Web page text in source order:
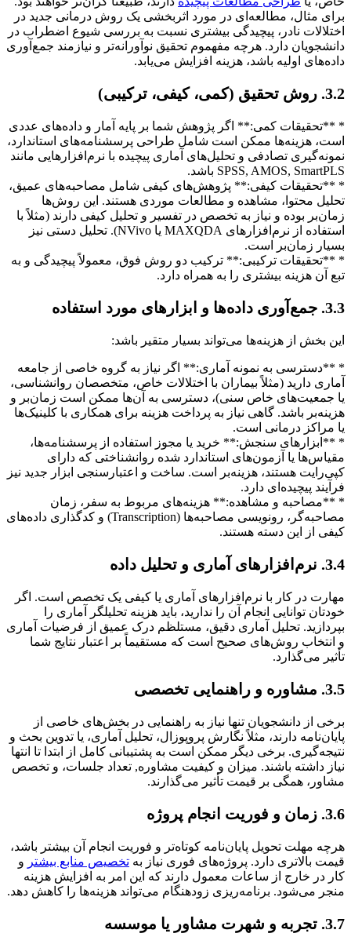
برای مثال، مطالعه‌ای در مورد اثربخشی یک روش درمانی جدید در
اختلالات نادر، پیچیدگی بیشتری نسبت به بررسی شیوع اضطراب در
دانشجویان دارد. هرچه مفهموم تحقیق نوآورانه‌تر و نیازمند جمع‌آوری
داده‌های اولیه باشد، هزینه افزایش می‌یابد.
3.2. روش تحقیق (کمی، کیفی، ترکیبی)
* **تحقیقات کمی:** اگر پژوهش شما بر پایه آمار و داده‌های عددی
است، هزینه‌ها ممکن است شامل طراحی پرسشنامه‌های استاندارد،
نمونه‌گیری تصادفی و تحلیل‌های آماری پیچیده با نرم‌افزارهایی مانند
SPSS, AMOS, SmartPLS باشد.
* **تحقیقات کیفی:** پژوهش‌های کیفی شامل مصاحبه‌های عمیق،
تحلیل محتوا، مشاهده و مطالعات موردی هستند. این روش‌ها
زمان‌بر بوده و نیاز به تخصص در تفسیر و تحلیل کیفی دارند (مثلاً با
استفاده از نرم‌افزارهای MAXQDA یا NVivo). تحلیل دستی نیز
بسیار زمان‌بر است.
* **تحقیقات ترکیبی:** ترکیب دو روش فوق، معمولاً پیچیدگی و به
تبع آن هزینه بیشتری را به همراه دارد.
3.3. جمع‌آوری داده‌ها و ابزارهای مورد استفاده
این بخش از هزینه‌ها می‌تواند بسیار متقیر باشد:
* **دسترسی به نمونه آماری:** اگر نیاز به گروه خاصی از جامعه
آماری دارید (مثلاً بیماران با اختلالات خاص، متخصصان روانشناسی،
یا جمعیت‌های خاص سنی)، دسترسی به آن‌ها ممکن است زمان‌بر و
هزینه‌بر باشد. گاهی نیاز به پرداخت هزینه برای همکاری با کلینیک‌ها
یا مراکز درمانی است.
* **ابزارهای سنجش:** خرید یا مجوز استفاده از پرسشنامه‌ها،
مقیاس‌ها یا آزمون‌های استاندارد شده روانشناختی که دارای
کپی‌رایت هستند، هزینه‌بر است. ساخت و اعتبارسنجی ابزار جدید نیز
فرآیند پیچیده‌ای دارد.
* **مصاحبه و مشاهده:** هزینه‌های مربوط به سفر، زمان
مصاحبه‌گر، رونویسی مصاحبه‌ها (Transcription) و کدگذاری داده‌های
کیفی از این دسته هستند.
3.4. نرم‌افزارهای آماری و تحلیل داده
مهارت در کار با نرم‌افزارهای آماری یا کیفی یک تخصص است. اگر
خودتان توانایی انجام آن را ندارید، باید هزینه تحلیلگر آماری را
بپردازید. تحلیل آماری دقیق، مستلظم درک عمیق از فرضیات آماری
و انتخاب روش‌های صحیح است که مستقیماً بر اعتبار نتایج شما
تأثیر می‌گذارد.
3.5. مشاوره و راهنمایی تخصصی
برخی از دانشجویان تنها نیاز به راهنمایی در بخش‌های خاصی از
پایان‌نامه دارند، مثلاً نگارش پروپوزال، تحلیل آماری، یا تدوین بحث و
نتیجه‌گیری. برخی دیگر ممکن است به پشتیبانی کامل از ابتدا تا انتها
نیاز داشته باشند. میزان و کیفیت مشاوره, تعداد جلسات، و تخصص
مشاور، همگی بر قیمت تأثیر می‌گذارند.
3.6. زمان و فوریت انجام پروژه
هرچه مهلت تحویل پایان‌نامه کوتاه‌تر و فوریت انجام آن بیشتر باشد،
قیمت بالاتری دارد. پروژه‌های فوری نیاز به تخصیص منابع بیشتر و
کار در خارج از ساعات معمول دارند که این امر به افزایش هزینه
منجر می‌شود. برنامه‌ریزی زودهنگام می‌تواند هزینه‌ها را کاهش دهد.
3.7. تجربه و شهرت مشاور یا موسسه